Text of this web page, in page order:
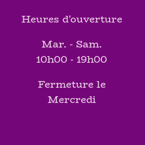
Heures d'ouverture
Mar. - Sam.
10h00 - 19h00
Fermeture le
Mercredi